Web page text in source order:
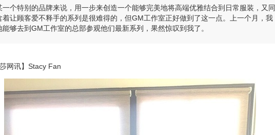
一个特别的品牌来说，用一步来创造一个能够完美地将高端优雅结合到日常服装，又同
着让顾客爱不释手的系列是很难得的，但GM工作室正好做到了这一点。上一个月，我
能够去到GM工作室的总部参观他们最新系列，果然惊叹到我了。
莎网讯】Stacy Fan